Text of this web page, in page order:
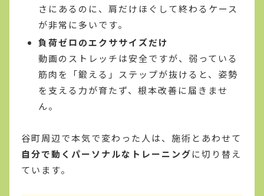
さにあるのに、肩だけほぐして終わるケース
が非常に多いです。
負荷ゼロのエクササイズだけ
動画のストレッチは安全ですが、弱っている
筋肉を「鍛える」ステップが抜けると、姿勢
を支える力が育たず、根本改善に届きませ
ん。
谷町周辺で本気で変わった人は、施術とあわせて
自分で動くパーソナルなトレーニングに切り替え
ています。